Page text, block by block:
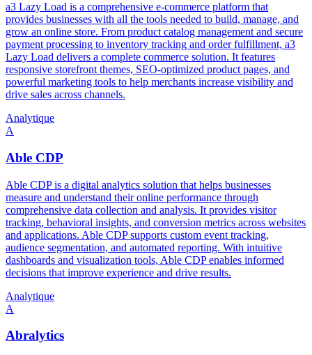
a3 Lazy Load is a comprehensive e-commerce platform that
provides businesses with all the tools needed to build, manage, and
grow an online store. From product catalog management and secure
payment processing to inventory tracking and order fulfillment, a3
Lazy Load delivers a complete commerce solution. It features
responsive storefront themes, SEO-optimized product pages, and
powerful marketing tools to help merchants increase visibility and
drive sales across channels.
Analytique
A
Able CDP
Able CDP is a digital analytics solution that helps businesses
measure and understand their online performance through
comprehensive data collection and analysis. It provides visitor
tracking, behavioral insights, and conversion metrics across websites
and applications. Able CDP supports custom event tracking,
audience segmentation, and automated reporting. With intuitive
dashboards and visualization tools, Able CDP enables informed
decisions that improve experience and drive results.
Analytique
A
Abralytics